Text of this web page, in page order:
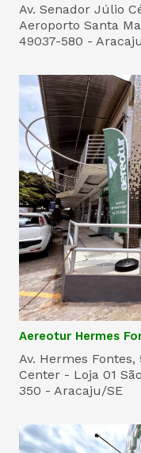
Av. Senador Júlio
Aeroporto Santa
49037-580 -
Aereotur Hermes
Av. Hermes
Center - Loja 01
350 - Aracaju/SE